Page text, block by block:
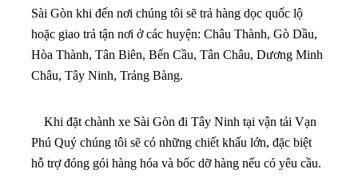
Sài Gòn khi đến nơi chúng tôi sẽ trả hàng dọc quốc lộ
hoặc giao trả tận nơi ở các huyện: Châu Thành, Gò Dầu,
Hòa Thành, Tân Biên, Bến Cầu, Tân Châu, Dương Minh
Châu, Tây Ninh, Trảng Bàng.
Khi đặt chành xe Sài Gòn đi Tây Ninh tại vận tải Vạn
Phú Quý chúng tôi sẽ có những chiết khấu lớn, đặc biệt
hỗ trợ đóng gói hàng hóa và bốc dỡ hàng nếu có yêu cầu.